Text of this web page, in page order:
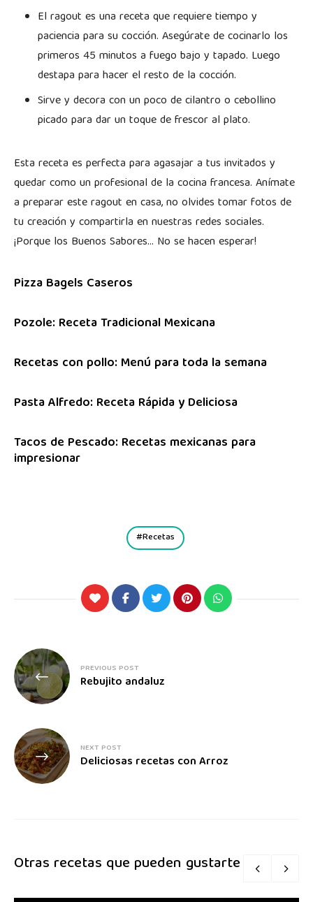
El ragout es una receta que requiere tiempo y
paciencia para su cocción. Asegúrate de cocinarlo los
primeros 45 minutos a fuego bajo y tapado. Luego
destapa para hacer el resto de la cocción.
Sirve y decora con un poco de cilantro o cebollino
picado para dar un toque de frescor al plato.
Esta receta es perfecta para agasajar a tus invitados y
quedar como un profesional de la cocina francesa. Anímate
a preparar este ragout en casa, no olvides tomar fotos de
tu creación y compartirla en nuestras redes sociales.
¡Porque los Buenos Sabores… No se hacen esperar!
Pizza Bagels Caseros
Pozole: Receta Tradicional Mexicana
Recetas con pollo: Menú para toda la semana
Pasta Alfredo: Receta Rápida y Deliciosa
Tacos de Pescado: Recetas mexicanas para
impresionar
Recetas
PREVIOUS POST
Rebujito andaluz
NEXT POST
Deliciosas recetas con Arroz
Otras recetas que pueden gustarte